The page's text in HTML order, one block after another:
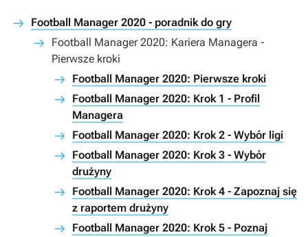
Football Manager 2020 - poradnik do gry
Football Manager 2020: Kariera Managera -
Pierwsze kroki
Football Manager 2020: Pierwsze kroki
Football Manager 2020: Krok 1 - Profil
Managera
Football Manager 2020: Krok 2 - Wybór ligi
Football Manager 2020: Krok 3 - Wybór
drużyny
Football Manager 2020: Krok 4 - Zapoznaj się
z raportem drużyny
Football Manager 2020: Krok 5 - Poznaj